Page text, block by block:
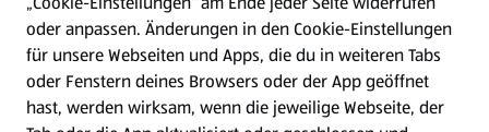
Unternehmen
Folge uns hier:
oder anpassen. Änderungen in den Cookie-Einstellungen
für unsere Webseiten und Apps, die du in weiteren Tabs
oder Fenstern deines Browsers oder der App geöffnet
hast, werden wirksam, wenn die jeweilige Webseite, der